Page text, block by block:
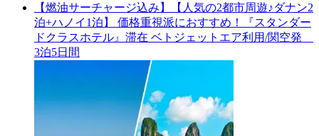
【燃油サーチャージ込み】【人気の2都市周遊♪ダナン2
泊+ハノイ1泊】 価格重視派におすすめ！『スタンダー
ドクラスホテル』滞在 ベトジェットエア利用/関空発
3泊5日間